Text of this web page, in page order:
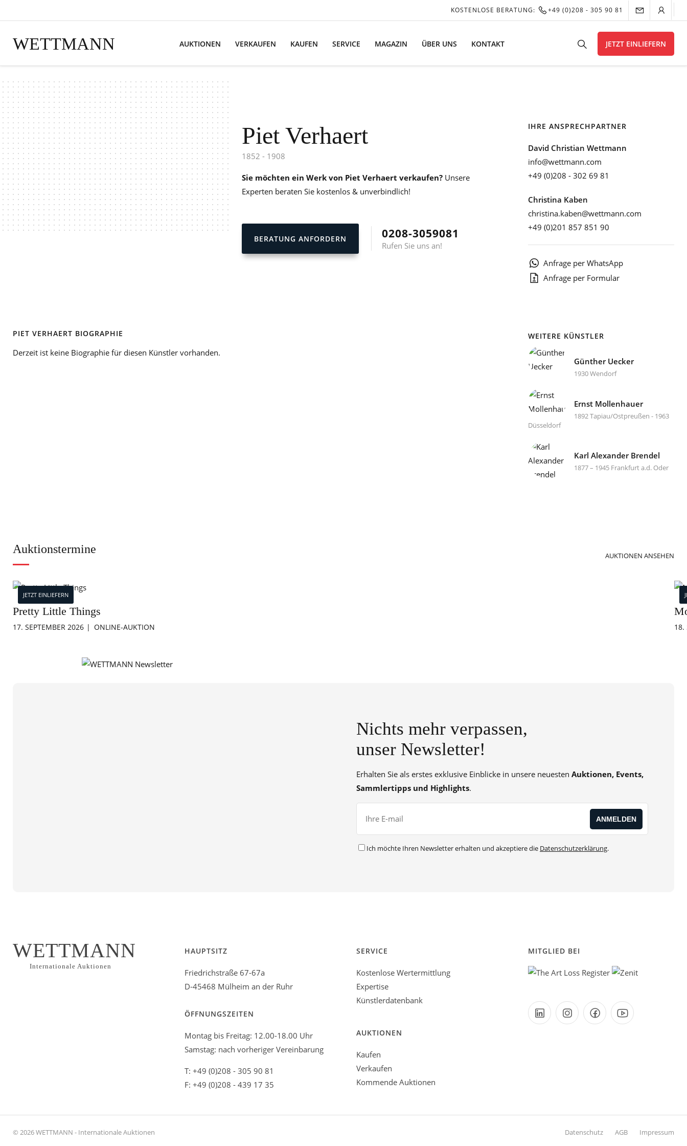
KOSTENLOSE BERATUNG: +49 (0)208 - 305 90 81
WETTMANN AUKTIONEN VERKAUFEN KAUFEN SERVICE MAGAZIN ÜBER UNS KONTAKT JETZT EINLIEFERN
Piet Verhaert
1852 - 1908
Sie möchten ein Werk von Piet Verhaert verkaufen?Unsere
Experten beraten Sie kostenlos & unverbindlich!
BERATUNG ANFORDERN 0208-3059081
Rufen Sie uns an!
IHRE ANSPRECHPARTNER
David Christian Wettmann
info@wettmann.com
+49 (0)208 - 302 69 81
Christina Kaben
christina.kaben@wettmann.com
+49 (0)201 857 851 90
Anfrage per WhatsApp
Anfrage per Formular
PIET VERHAERT BIOGRAPHIE
Derzeit ist keine Biographie für diesen Künstler vorhanden.
WEITERE KÜNSTLER
Günther Uecker
1930 Wendorf
Ernst Mollenhauer
1892 Tapiau/Ostpreußen - 1963
Düsseldorf
Karl Alexander Brendel
1877 – 1945 Frankfurt a.d. Oder
Auktionstermine AUKTIONEN ANSEHEN
JETZT EINLIEFERN
Pretty Little Things
17. SEPTEMBER 2026 ONLINE-AUKTION 18.
Nichts mehr verpassen,
unser Newsletter!
Erhalten Sie als erstes exklusive Einblicke in unsere neuesten Auktionen, Events,
Sammlertipps und Highlights.
Ich möchte Ihren Newsletter erhalten und akzeptiere die Datenschutzerklärung.
WETTMANN
Internationale Auktionen
HAUPTSITZ
Friedrichstraße 67-67a
D-45468 Mülheim an der Ruhr
ÖFFNUNGSZEITEN
Montag bis Freitag: 12.00-18.00 Uhr
Samstag: nach vorheriger Vereinbarung
T: +49 (0)208 - 305 90 81
F: +49 (0)208 - 439 17 35
SERVICE
Kostenlose Wertermittlung
Expertise
Künstlerdatenbank
AUKTIONEN
Kaufen
Verkaufen
Kommende Auktionen
MITGLIED BEI
© 2026 WETTMANN - Internationale Auktionen Datenschutz AGB Impressum